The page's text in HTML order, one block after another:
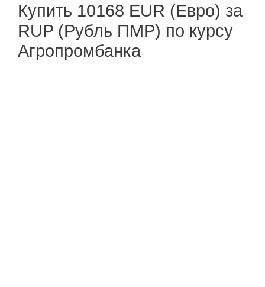
Купить 10168 EUR (Евро) за
RUP (Рубль ПМР) по курсу
Агропромбанка